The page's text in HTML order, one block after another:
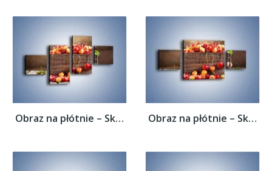
Obraz na płótnie – Skrzynka nazrywanych... Obraz na płótnie – Skrzynka nazrywanych...